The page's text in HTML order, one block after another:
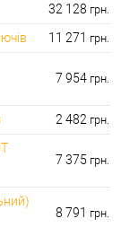
32 128 грн.
11 271 грн.
7 954 грн.
2 482 грн.
7 375 грн.
8 791 грн.